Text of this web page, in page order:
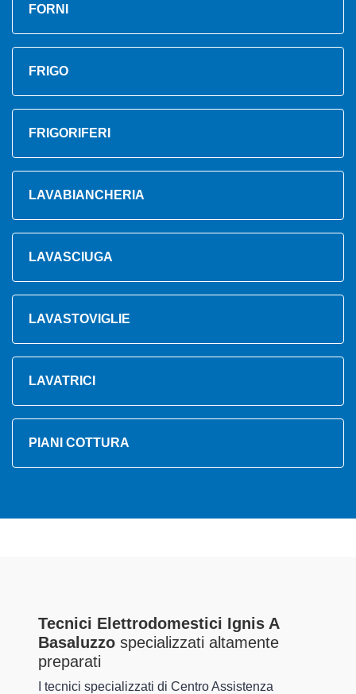
FORNI
FRIGO
FRIGORIFERI
LAVABIANCHERIA
LAVASCIUGA
LAVASTOVIGLIE
LAVATRICI
PIANI COTTURA
Tecnici Elettrodomestici Ignis A
Basaluzzo specializzati altamente
preparati
I tecnici specializzati di Centro Assistenza